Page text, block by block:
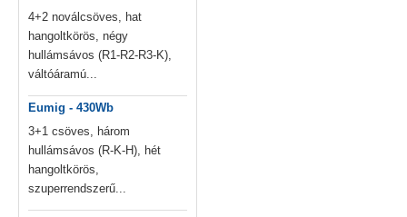
4+2 noválcsöves, hat
hangoltkörös, négy
hullámsávos (R1-R2-R3-K),
váltóáramú...
Eumig - 430Wb
3+1 csöves, három
hullámsávos (R-K-H), hét
hangoltkörös,
szuperrendszerű...